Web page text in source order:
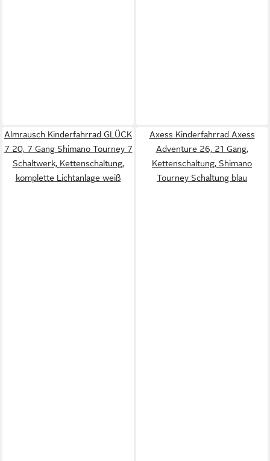
Almrausch Kinderfahrrad GLÜCK
7 20, 7 Gang Shimano Tourney 7
Schaltwerk, Kettenschaltung,
komplette Lichtanlage weiß
Axess Kinderfahrrad Axess
Adventure 26, 21 Gang,
Kettenschaltung, Shimano
Tourney Schaltung blau